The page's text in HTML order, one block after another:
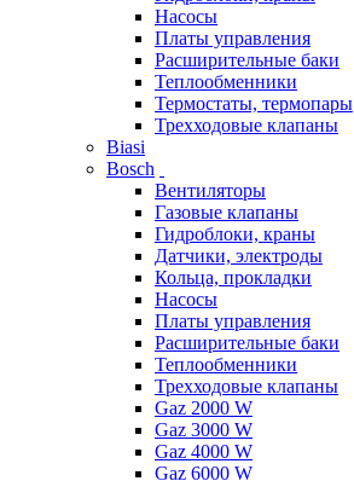
Насосы
Платы управления
Расширительные баки
Теплообменники
Термостаты, термопары
Трехходовые клапаны
Biasi
Bosch
Вентиляторы
Газовые клапаны
Гидроблоки, краны
Датчики, электроды
Кольца, прокладки
Насосы
Платы управления
Расширительные баки
Теплообменники
Трехходовые клапаны
Gaz 2000 W
Gaz 3000 W
Gaz 4000 W
Gaz 6000 W